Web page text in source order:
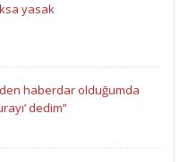
yasak
haberdar olduğumda
dedim”